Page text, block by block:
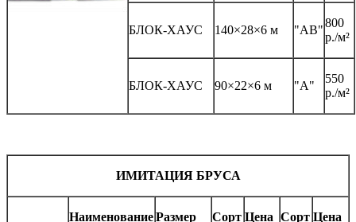
БЛОК-ХАУС 140×28×6 м "АВ"
800
р./м²
БЛОК-ХАУС 90×22×6 м "А"
550
р./м²
ИМИТАЦИЯ БРУСА
НаименованиеРазмер Сорт Цена Сорт Цена